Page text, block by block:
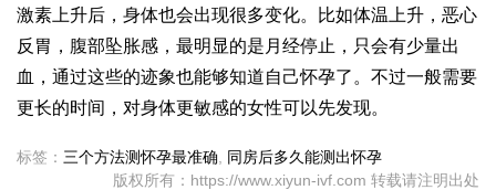
激素上升后，身体也会出现很多变化。比如体温上升，恶心
反胃，腹部坠胀感，最明显的是月经停止，只会有少量出
血，通过这些的迹象也能够知道自己怀孕了。不过一般需要
更长的时间，对身体更敏感的女性可以先发现。
标签： 三个方法测怀孕最准确 同房后多久能测出怀孕
版权所有：https://www.xiyun-ivf.com 转载请注明出处